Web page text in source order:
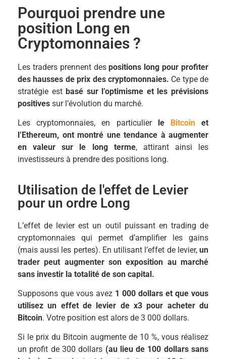
Pourquoi prendre une
position Long en
Cryptomonnaies ?
Les traders prennent despositions long pour profiter
des hausses de prix des cryptomonnaies. Ce type de
stratégie estbasé sur l’optimisme et les prévisions
positives sur l’évolution du marché.
Les cryptomonnaies, en particulier le Bitcoinet
l’Ethereum, ont montré une tendance à augmenter
en valeur sur le long terme, attirant ainsi les
investisseurs à prendre des positions long.
Utilisation de l'effet de Levier
pour un ordre Long
L’effet de levier est un outil puissant en trading de
cryptomonnaies qui permet d’amplifier les gains
(mais aussi les pertes). En utilisant l’effet de levier,un
trader peut augmenter son exposition au marché
sans investir la totalité de son capital.
Supposons que vous avez 1 000 dollars et que vous
utilisez un effet de levier de x3 pour acheter du
Bitcoin. Votre position est alors de 3 000 dollars.
Si le prix du Bitcoin augmente de 10 %, vous réalisez
un profit de 300 dollars (au lieu de 100 dollars sans